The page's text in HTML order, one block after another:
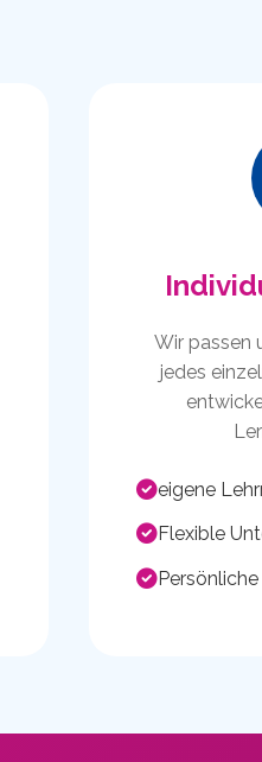
Wir passen
jedes
eigene
Flexible